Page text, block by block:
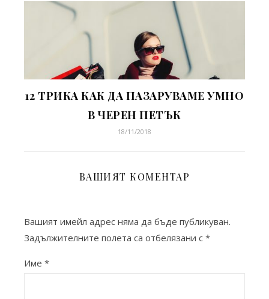
12 ТРИКА КАК ДА ПАЗАРУВАМЕ УМНО
В ЧЕРЕН ПЕТЪК
18/11/2018
ВАШИЯТ КОМЕНТАР
Вашият имейл адрес няма да бъде публикуван.
Задължителните полета са отбелязани с *
Име *